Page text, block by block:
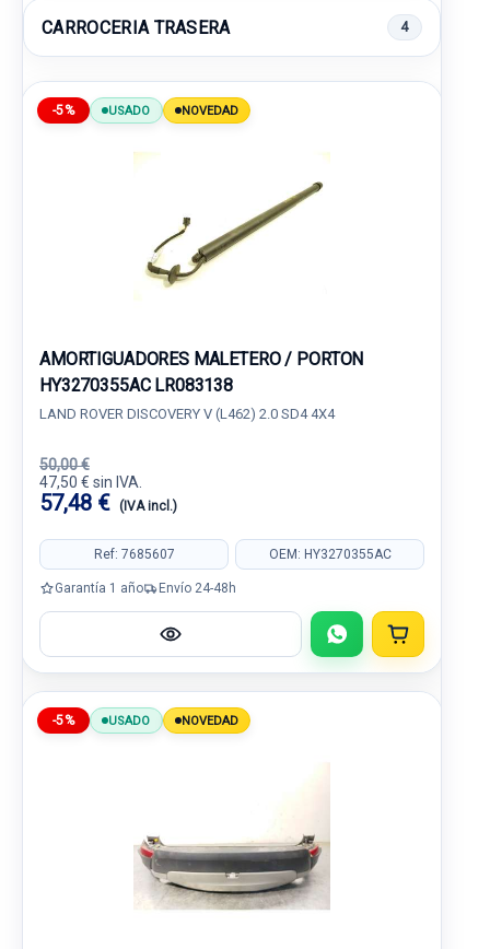
CARROCERIA TRASERA 4
-5% USADO NOVEDAD
AMORTIGUADORES MALETERO / PORTON
HY3270355AC LR083138
LAND ROVER DISCOVERY V (L462) 2.0 SD4 4X4
50,00 €
47,50 € sin IVA.
57,48 € (IVA incl.)
Ref: 7685607 OEM: HY3270355AC
Garantía 1 año Envío 24-48h
-5% USADO NOVEDAD